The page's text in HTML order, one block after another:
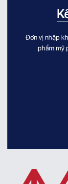
Đơn vị nhập
phẩm mỹ